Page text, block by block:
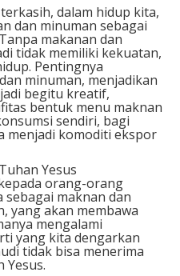
dalam hidup kita,
dan minuman sebagai
makanan dan
tidak memiliki kekuatan,
Pentingnya
minuman, menjadikan
begitu kreatif,
bentuk menu maknan
sendiri, bagi
menjadi komoditi ekspor
Yesus
orang-orang
maknan dan
yang akan membawa
mengalami
yang kita dengarkan
tidak bisa menerima
Yesus.